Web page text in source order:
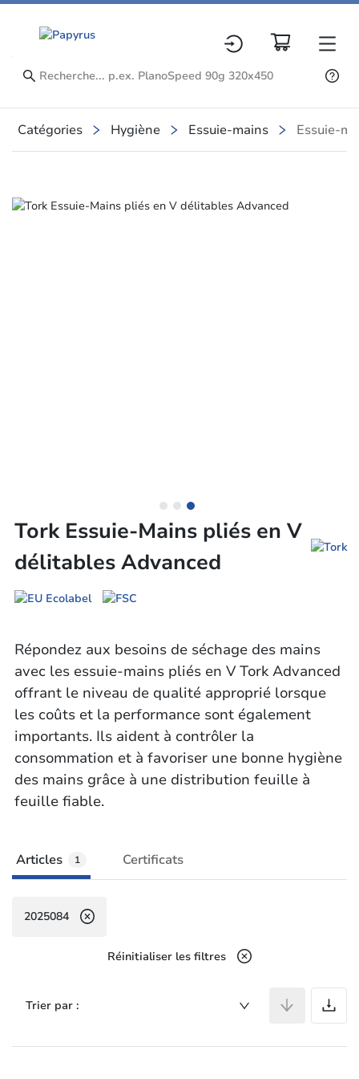
Catégories Hygiène Essuie-mains Essuie-
Slide 3 of 3
Tork Essuie-Mains pliés en V
délitables Advanced
Répondez aux besoins de séchage des mains
avec les essuie-mains pliés en V Tork Advanced
offrant le niveau de qualité approprié lorsque
les coûts et la performance sont également
importants. Ils aident à contrôler la
consommation et à favoriser une bonne hygiène
des mains grâce à une distribution feuille à
feuille fiable.
Articles 1 Certificats
2025084
Réinitialiser les filtres
Trier par :